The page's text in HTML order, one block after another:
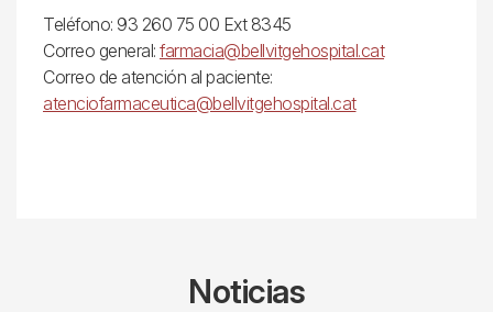
Teléfono: 93 260 75 00 Ext 8345
Correo general: farmacia@bellvitgehospital.cat
Correo de atención al paciente:
atenciofarmaceutica@bellvitgehospital.cat
Noticias